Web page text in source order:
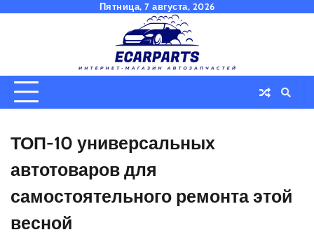
Пятница, 7 августа, 2026
ТОП-10 универсальных
автотоваров для
самостоятельного ремонта этой
весной